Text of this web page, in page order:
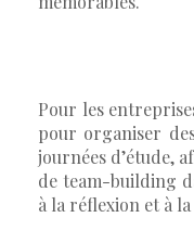
Pour les
pour organiser
journées d’étude,
de team-building
à la réflexion et à